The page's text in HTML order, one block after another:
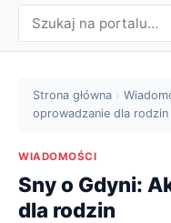
Strona główna ›
oprowadzanie dla rodzin
WIADOMOŚCI
Sny o Gdyni:
dla rodzin